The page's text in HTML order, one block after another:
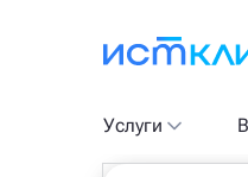
Услуги